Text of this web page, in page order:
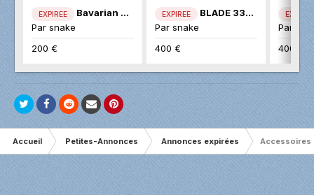
EXPIREE
Bavarian AXON
Par snake
200 €
EXPIREE
BLADE 330S
Par snake
400 €
EXPIREE
Par
400 €
Accueil Petites-Annonces Annonces expirées Accessoires